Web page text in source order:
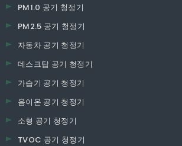
PM1.0 공기 청정기
PM2.5 공기 청정기
자동차 공기 청정기
데스크탑 공기 청정기
가습기 공기 청정기
음이온 공기 청정기
소형 공기 청정기
TVOC 공기 청정기